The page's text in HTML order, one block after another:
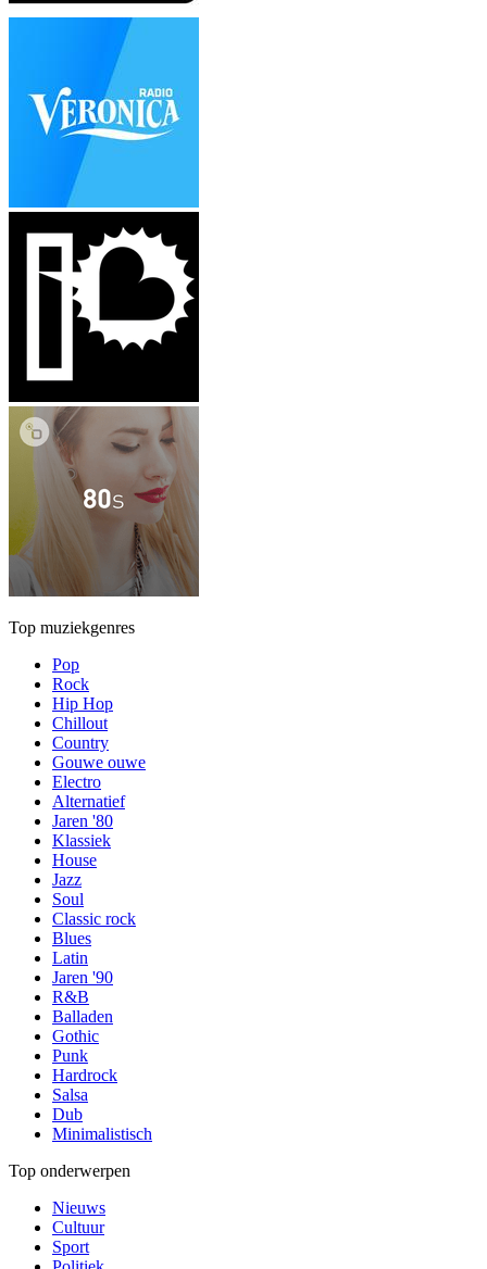
Top muziekgenres
Pop
Rock
Hip Hop
Chillout
Country
Gouwe ouwe
Electro
Alternatief
Jaren '80
Klassiek
House
Jazz
Soul
Classic rock
Blues
Latin
Jaren '90
R&B
Balladen
Gothic
Punk
Hardrock
Salsa
Dub
Minimalistisch
Top onderwerpen
Nieuws
Cultuur
Sport